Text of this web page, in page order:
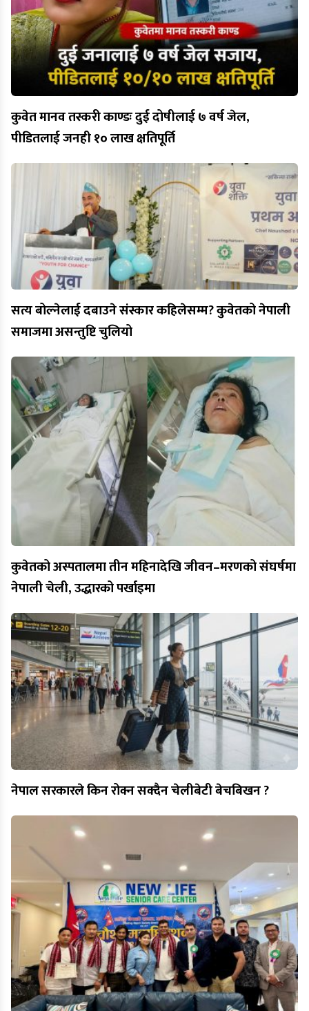
कुवेत मानव तस्करी काण्डः दुई दोषीलाई ७ वर्ष जेल,
पीडितलाई जनही १० लाख क्षतिपूर्ति
सत्य बोल्नेलाई दबाउने संस्कार कहिलेसम्म? कुवेतको नेपाली
समाजमा असन्तुष्टि चुलियो
कुवेतको अस्पतालमा तीन महिनादेखि जीवन–मरणको संघर्षमा
नेपाली चेली, उद्धारको पर्खाइमा
नेपाल सरकारले किन रोक्न सक्दैन चेलीबेटी बेचबिखन ?